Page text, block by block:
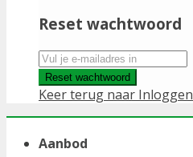
Reset wachtwoord
Reset wachtwoord
Keer terug naar Inloggen
Aanbod